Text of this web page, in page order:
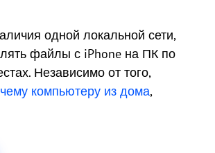
одной локальной сети,
файлы с iPhone на ПК по
Независимо от того,
компьютеру из дома,